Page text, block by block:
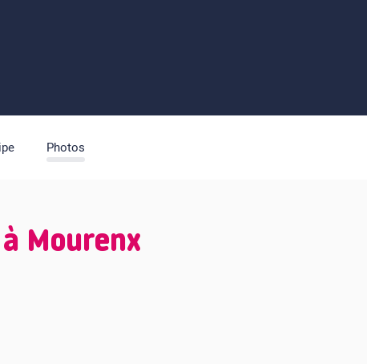
Photos
Mourenx